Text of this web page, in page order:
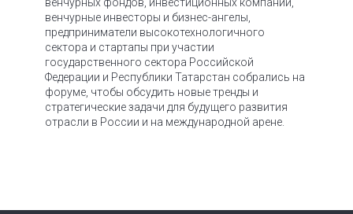
венчурные инвесторы и бизнес-ангелы,
предприниматели высокотехнологичного
сектора и стартапы при участии
государственного сектора Российской
Федерации и Республики Татарстан собрались на
форуме, чтобы обсудить новые тренды и
стратегические задачи для будущего развития
отрасли в России и на международной арене.